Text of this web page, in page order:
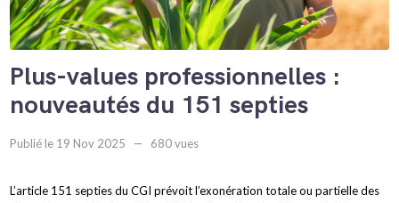
Plus-values professionnelles :
nouveautés du 151 septies
Publié le 19 Nov 2025 680 vues
L’article 151 septies du CGI prévoit l’exonération totale ou partielle des